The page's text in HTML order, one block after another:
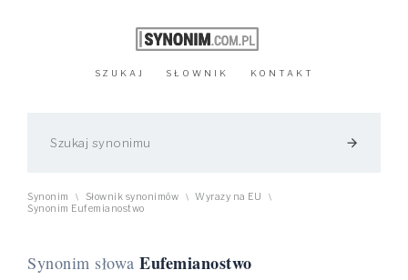
SZUKAJ SŁOWNIK KONTAKT
arrow_forward
Synonim \ Słownik synonimów \ Wyrazy na EU \
Synonim Eufemianostwo
Synonim słowa Eufemianostwo